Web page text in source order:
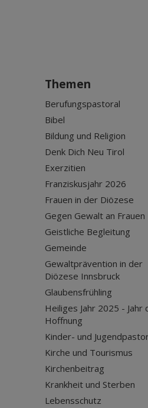
Themen
Berufungspastoral
Bibel
Bildung und Religion
Denk Dich Neu Tirol
Exerzitien
Franziskusjahr 2026
Frauen in der Diözese
Gegen Gewalt an Frauen
Geistliche Begleitung
Gemeinde
Gewaltprävention in der
Diözese Innsbruck
Glaubensfrühling
Heiliges Jahr 2025 - Jahr
Hoffnung
Kinder- und
Kirche und Tourismus
Kirchenbeitrag
Krankheit und Sterben
Lebensschutz